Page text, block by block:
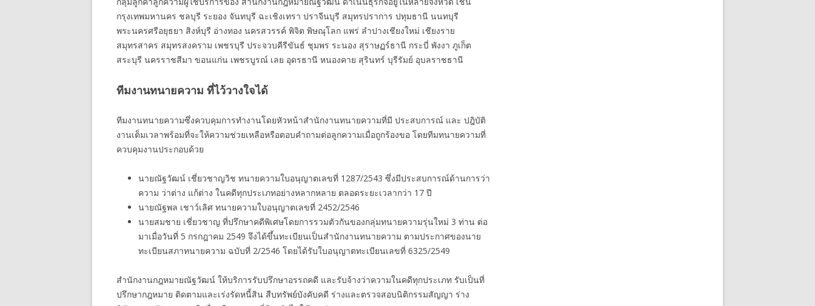
กรุงเทพมหานคร ชลบุรี ระยอง จันทบุรี ฉะเชิงเทรา ปราจีนบุรี สมุทรปราการ ปทุมธานี นนทบุรี
พระนครศรีอยุธยา สิงห์บุรี อ่างทอง นครสวรรค์ พิจิต พิษณุโลก แพร่ ลำปางเชียงใหม่ เชียงราย
สมุทรสาคร สมุทรสงคราม เพชรบุรี ประจวบคีรีขันธ์ ชุมพร ระนอง สุราษฏร์ธานี กระบี่ พังงา ภูเก็ต
สระบุรี นครราชสีมา ขอนแก่น เพชรบูรณ์ เลย อุดรธานี หนองคาย สุรินทร์ บุรีรัมย์ อุบลราชธานี
ทีมงานทนายความ ที่ไว้วางใจได้
ทีมงานทนายความซึ่งควบคุมการทำงานโดยหัวหน้าสำนักงานทนายความที่มี ประสบการณ์ และ ปฎิบัติ
งานเต็มเวลาพร้อมที่จะให้ความช่วยเหลือหรือตอบคำถามต่อลูกความเมื่อถูกร้องขอ โดยทีมทนายความที่
ควบคุมงานประกอบด้วย
นายณัฐวัฒน์ เชี่ยวชาญวิช ทนายความใบอนุญาตเลขที่ 1287/2543 ซึ่งมีประสบการณ์ด้านการว่า
ความ ว่าต่าง แก้ต่าง ในคดีทุกประเภทอย่างหลากหลาย ตลอดระยะเวลากว่า 17 ปี
นายณัฐพล เชาว์เลิศ ทนายความใบอนุญาตเลขที่ 2452/2546
นายสมชาย เชี่ยวชาญ ที่ปรึกษาคดีพิเศษโดยการรวมตัวกันของกลุ่มทนายความรุ่นใหม่ 3 ท่าน ต่อ
มาเมื่อวันที่ 5 กรกฎาคม 2549 จึงได้ขึ้นทะเบียนเป็นสำนักงานทนายความ ตามประกาศของนาย
ทะเบียนสภาทนายความ ฉบับที่ 2/2546 โดยได้รับใบอนุญาตทะเบียนเลขที่ 6325/2549
สำนักงานกฎหมายณัฐวัฒน์ ให้บริการรับปรึกษาอรรถคดี และรับจ้างว่าความในคดีทุกประเภท รับเป็นที่
ปรึกษากฎหมาย ติดตามและเร่งรัดหนี้สิน สืบทรัพย์บังคับคดี ร่างและตรวจสอบนิติกรรมสัญญา ร่าง